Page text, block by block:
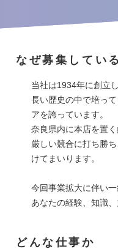
なぜ募集してい
当社は1934年に創立
長い歴史の中で培っ
アを誇っています。
奈良県内に本店を置
厳しい競合に打ち勝
けてまいります。
今回事業拡大に伴い
あなたの経験、知識
どんな仕事か